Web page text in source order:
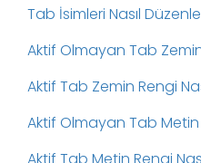
Tab İsimleri Nasıl
Aktif Olmayan Tab Zemin
Aktif Tab Zemin Rengi
Aktif Olmayan Tab Metin